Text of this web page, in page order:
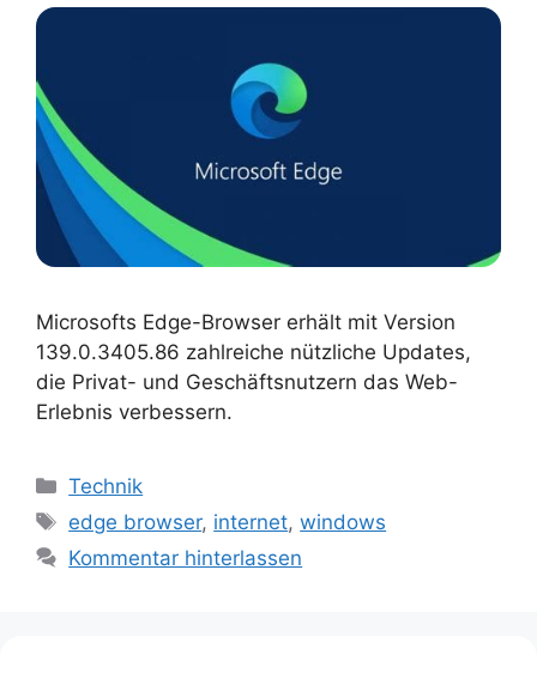
Microsofts Edge-Browser erhält mit Version
139.0.3405.86 zahlreiche nützliche Updates,
die Privat- und Geschäftsnutzern das Web-
Erlebnis verbessern.
Kategorien
Technik
Schlagwörter
edge browser, internet,windows
Kommentar hinterlassen